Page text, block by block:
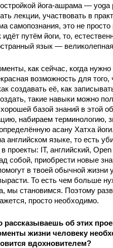
йога-ашрама — yoga
лекции, участвовать в
самопознания, это не
путём йоги, то,
язык —
как сейчас, когда
возможность для
создавать её, как
такие навыки можно
базой знаний в этой
набираем терминологию,
асану Хатха
английском языке, то есть
проекты: IT, английский,
собой, приобрести новые
в твоей обычной жизни
То есть чем больше
мы становимся. Поэтому
просто необходимо.
об этих
жизни человеку
вдохновителем?